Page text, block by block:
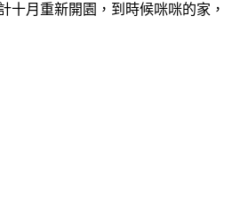
十月重新開園，到時候咪咪的家，